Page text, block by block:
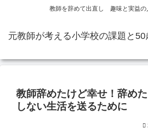
教師を辞めて出直し 趣味と実益の
元教師が考える小学校の課題と
教師辞めたけど幸せ！辞め
しない生活を送るために